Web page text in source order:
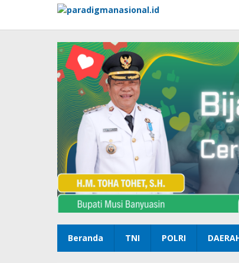
konten
Beranda TNI POLRI